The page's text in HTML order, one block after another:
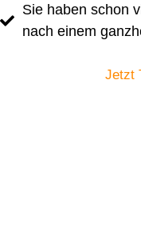
Sie haben schon
nach einem
Jetzt